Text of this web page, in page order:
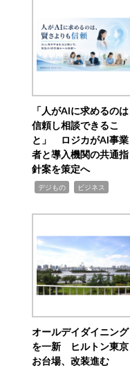
「人がAIに求めるのは
信頼し相談できるこ
と」 ロジカがAI事業
者と導入機関の共通指
針案を策定へ
デジもの ビジネス
オールデイダイニング
を一新 ヒルトン東京
お台場、改装進む